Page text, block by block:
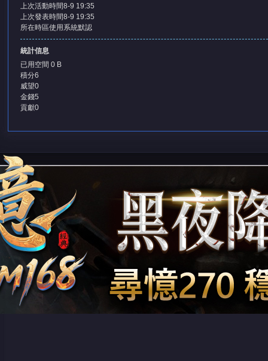
堂
上次活動時間8-9 19:35
上次發表時間8-9 19:35
所在時區使用系統默認
統計信息
已用空間 0 B
積分6
威望0
金錢5
貢獻0